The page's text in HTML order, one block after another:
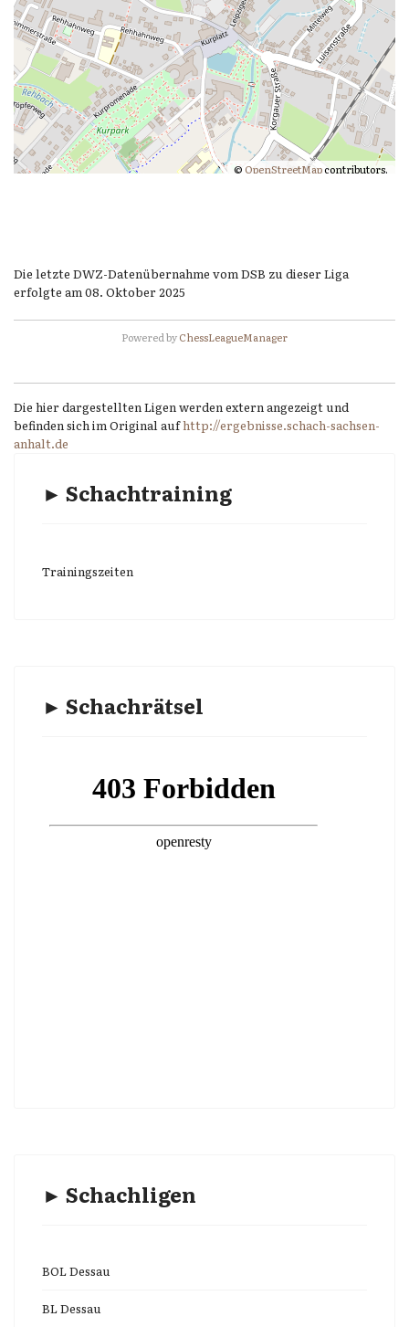
© OpenStreetMapcontributors.
Die letzte DWZ-Datenübernahme vom DSB zu dieser Liga
erfolgte am 08. Oktober 2025
Powered byChessLeagueManager
Die hier dargestellten Ligen werden extern angezeigt und
befinden sich im Original aufhttp://ergebnisse.schach-sachsen-
anhalt.de
► Schachtraining
Trainingszeiten
► Schachrätsel
► Schachligen
BOL Dessau
BL Dessau